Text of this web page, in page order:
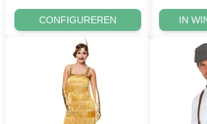
CONFIGUREREN IN